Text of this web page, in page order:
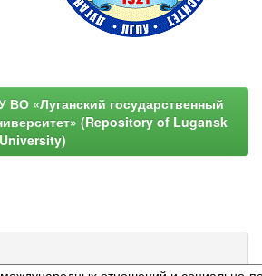
ВО «Луганский государственный
(Repository of Lugansk